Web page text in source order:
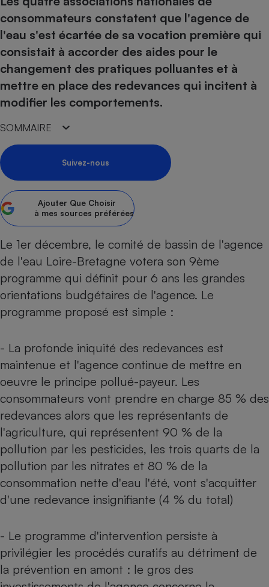
consommateurs constatent que l'agence de
l'eau s'est écartée de sa vocation première qui
consistait à accorder des aides pour le
changement des pratiques polluantes et à
mettre en place des redevances qui incitent à
modifier les comportements.
SOMMAIRE
Suivez-nous
Ajouter Que Choisir
à mes sources préférées
Le 1er décembre, le comité de bassin de l'agence
de l'eau Loire-Bretagne votera son 9ème
programme qui définit pour 6 ans les grandes
orientations budgétaires de l'agence. Le
programme proposé est simple :
- La profonde iniquité des redevances est
maintenue et l'agence continue de mettre en
oeuvre le principe pollué-payeur. Les
consommateurs vont prendre en charge 85 % des
redevances alors que les représentants de
l'agriculture, qui représentent 90 % de la
pollution par les pesticides, les trois quarts de la
pollution par les nitrates et 80 % de la
consommation nette d'eau l'été, vont s'acquitter
d'une redevance insignifiante (4 % du total)
- Le programme d'intervention persiste à
privilégier les procédés curatifs au détriment de
la prévention en amont : le gros des
Sécurité - Hygiène
Supermarché - Drive
Complément
bouteille
Assurance
Banque - Crédit
Epargne - Fiscalité
Banque
Circulation routière
Contrôle technique -
Pièce détachée
Moto
Supermarché - Drive
Comparatif
Comparatif plaque à
Comparatif hotte
Comparatif aspirateur
Comparatif aspirateur
Comparatif cafetière
Gros électroménager
Petit électroménager -
Lave-linge
Plaque de cuisson à
induction
Comparatif casque audio
Comparatif barre de son
Comparatif imprimante
Comparatif ultrabook
Comparatif tablette
Internet
Téléphonie
Téléviseur
Téléphone mobile -
Smartphone
Crédit immobilier
Comparatif tondeuse
Comparatif poêle à
Comparatif radiateur
Aménagement
Bricolage - Jardinage
Matelas
Radiateur électrique
Maladie - Médecine -
Système de santé -
Antimoustique
Maison de retraite
Choisir son fioul
Choisir son pellet
Comparateur assurance emprunteur
Energie Moins Chère Ensemble
Toutes les cartes interactives
Speedtest - Testez le débit de votre
connexion Internet